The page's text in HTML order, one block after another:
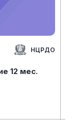
НЦРДО
12 мес.